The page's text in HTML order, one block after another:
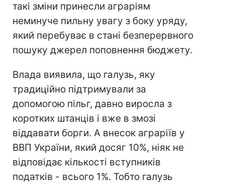
такі зміни принесли аграріям
неминуче пильну увагу з боку уряду,
який перебуває в стані безперервного
пошуку джерел поповнення бюджету.
Влада виявила, що галузь, яку
традиційно підтримували за
допомогою пільг, давно виросла з
коротких штанців і вже в змозі
віддавати борги. А внесок аграріїв у
ВВП України, який досяг 10%, ніяк не
відповідає кількості вступників
податків - всього 1%. Тобто галузь